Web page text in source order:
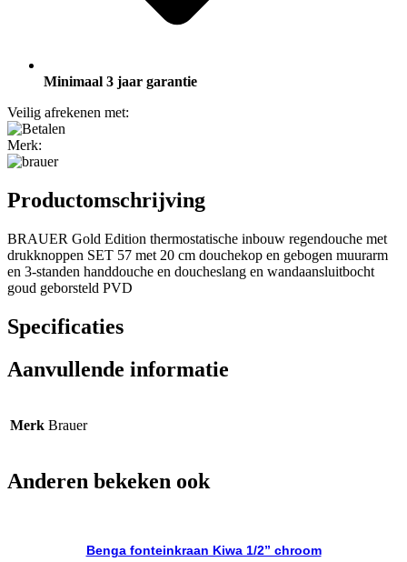
Minimaal 3 jaar garantie
Veilig afrekenen met:
Merk:
Productomschrijving
BRAUER Gold Edition thermostatische inbouw regendouche met
drukknoppen SET 57 met 20 cm douchekop en gebogen muurarm
en 3-standen handdouche en doucheslang en wandaansluitbocht
goud geborsteld PVD
Specificaties
Aanvullende informatie
Merk Brauer
Anderen bekeken ook
Benga fonteinkraan Kiwa 1/2” chroom